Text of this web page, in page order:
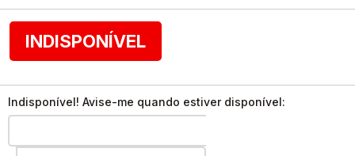
INDISPONÍVEL
Indisponível! Avise-me quando estiver disponível: